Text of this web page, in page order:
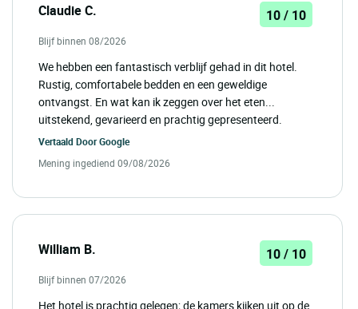
Claudie C. 10 / 10
Blijf binnen 08/2026
We hebben een fantastisch verblijf gehad in dit hotel.
Rustig, comfortabele bedden en een geweldige
ontvangst. En wat kan ik zeggen over het eten...
uitstekend, gevarieerd en prachtig gepresenteerd.
Vertaald DoorGoogle
Mening ingediend 09/08/2026
William B. 10 / 10
Blijf binnen 07/2026
Het hotel is prachtig gelegen; de kamers kijken uit op de